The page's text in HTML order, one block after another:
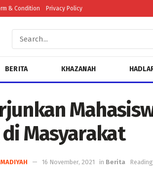
& Condition Privacy Policy
BERITA KHAZANAH
Masyarakat
16 November, 2021 in Berita